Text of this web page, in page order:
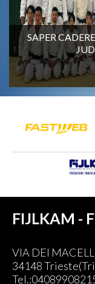
SAPER
FIJLKAM -
VIA DEI
34148